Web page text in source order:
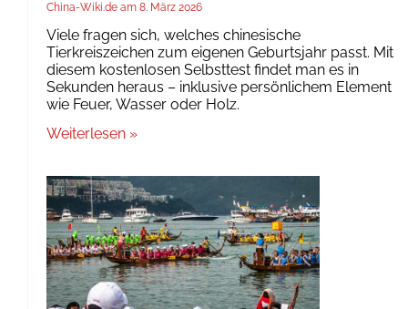
China-Wiki.de 8. März 2026
Viele fragen sich, welches chinesische
Tierkreiszeichen zum eigenen Geburtsjahr passt. Mit
diesem kostenlosen Selbsttest findet man es in
Sekunden heraus – inklusive persönlichem Element
wie Feuer, Wasser oder Holz.
Weiterlesen »